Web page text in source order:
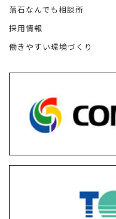
落石なんでも相談所
採用情報
働きやすい環境づくり